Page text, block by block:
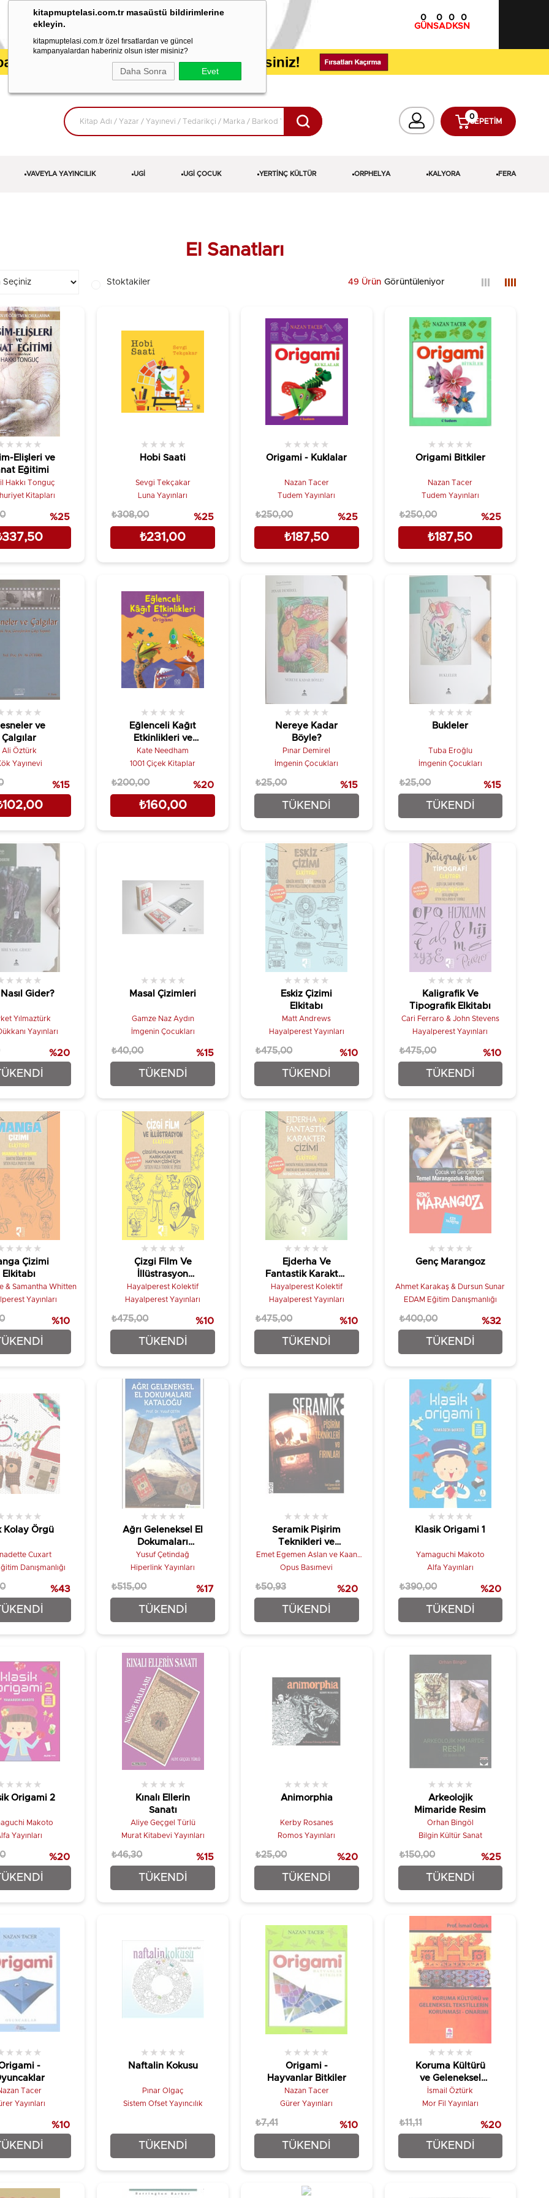
kitapmuptelasi.com.tr masaüstü bildirimlerine
ekleyin.
kitapmuptelasi.com.tr özel fırsatlardan ve güncel
kampanyalardan haberiniz olsun ister misiniz?
Daha Sonra Evet
0
GÜN
0
SA
0
DK
0
SN
SEPETIM
0
VAVEYLA YAYINCILIK UGİ UGİ ÇOCUK YERTİNÇ KÜLTÜR ORPHELYA KALYORA FERA
El Sanatları
Stoktakiler 49 Ürün
Elişleri ve
Eğitimi
★ ★ ★ ★
Hakkı Tonguç
Kitapları
%25
Hobi Saati
★ ★ ★ ★ ★
Sevgi Tekçakar
Luna Yayınları
₺231,00
₺308,00 %25
Origami - Kuklalar
★ ★ ★ ★ ★
Nazan Tacer
Tudem Yayınları
₺187,50
₺250,00 %25
Origami Bitkiler
★ ★ ★ ★ ★
Nazan Tacer
Tudem Yayınları
₺187,50
₺250,00 %25
ve
Çalgılar
★ ★ ★ ★
Ali Öztürk
Yayınevi
%15
Eğlenceli Kağıt
Etkinlikleri ve
Origami
★ ★ ★ ★ ★
Kate Needham
1001 Çiçek Kitaplar
₺160,00
₺200,00 %20
TÜKENDI
Nereye Kadar
Böyle?
★ ★ ★ ★ ★
Pınar Demirel
İmgenin Çocukları
₺21,25
₺25,00 %15
TÜKENDI
Bukleler
★ ★ ★ ★ ★
Tuba Eroğlu
İmgenin Çocukları
₺21,25
₺25,00 %15
Gider?
★ ★ ★ ★
Yılmaztürk
Yayınları
%20
TÜKENDI
Masal Çizimleri
★ ★ ★ ★ ★
Gamze Naz Aydın
İmgenin Çocukları
₺34,00
₺40,00 %15
TÜKENDI
Eskiz Çizimi
Elkitabı
★ ★ ★ ★ ★
Matt Andrews
Hayalperest Yayınları
₺427,50
₺475,00 %10
TÜKENDI
Kaligrafik Ve
Tipografik Elkitabı
★ ★ ★ ★ ★
Cari Ferraro & John Stevens
Hayalperest Yayınları
₺427,50
₺475,00 %10
Çizimi
Elkitabı
★ ★ ★ ★
& Samantha Whitten
Yayınları
%10
TÜKENDI
Çizgi Film Ve
İllüstrasyon
Elkitabı
★ ★ ★ ★ ★
Hayalperest Kolektif
Hayalperest Yayınları
₺427,50
₺475,00 %10
TÜKENDI
Ejderha Ve
Fantastik Karakter
Çizimi Elkitabı
★ ★ ★ ★ ★
Hayalperest Kolektif
Hayalperest Yayınları
₺427,50
₺475,00 %10
TÜKENDI
Genç Marangoz
★ ★ ★ ★ ★
Ahmet Karakaş & Dursun Sunar
EDAM Eğitim Danışmanlığı
₺270,00
₺400,00 %32
Kolay Örgü
★ ★ ★ ★
Cuxart
Danışmanlığı
%43
TÜKENDI
Ağrı Geleneksel El
Dokumaları
Kataloğu
★ ★ ★ ★ ★
Yusuf Çetindağ
Hiperlink Yayınları
₺427,50
₺515,00 %17
TÜKENDI
Seramik Pişirim
Teknikleri ve
Fırınları
★ ★ ★ ★ ★
Emet Egemen Aslan ve Kaan
Canduran
Opus Basımevi
₺40,74
₺50,93 %20
TÜKENDI
Klasik Origami 1
★ ★ ★ ★ ★
Yamaguchi Makoto
Alfa Yayınları
₺312,00
₺390,00 %20
Origami 2
★ ★ ★ ★
Makoto
Yayınları
%20
TÜKENDI
Kınalı Ellerin
Sanatı
★ ★ ★ ★ ★
Aliye Geçgel Türlü
Murat Kitabevi Yayınları
₺39,36
₺46,30 %15
TÜKENDI
Animorphia
★ ★ ★ ★ ★
Kerby Rosanes
Romos Yayınları
₺20,00
₺25,00 %20
TÜKENDI
Arkeolojik
Mimaride Resim
★ ★ ★ ★ ★
Orhan Bingöl
Bilgin Kültür Sanat
₺112,50
₺150,00 %25
-
★ ★ ★ ★
Tacer
Yayınları
₺6,67
%10
TÜKENDI
Naftalin Kokusu
★ ★ ★ ★ ★
Pınar Olgaç
Sistem Ofset Yayıncılık
₺35,00 TÜKENDI
Origami -
Hayvanlar Bitkiler
★ ★ ★ ★ ★
Nazan Tacer
Gürer Yayınları
₺6,67
₺7,41 %10
TÜKENDI
Koruma Kültürü
ve Geleneksel
Tekstillerin
Korunması -
★ ★ ★ ★ ★
İsmail Öztürk
Mor Fil Yayınları
₺8,89
₺11,11 %20